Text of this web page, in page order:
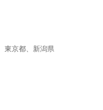
東京都、新潟県